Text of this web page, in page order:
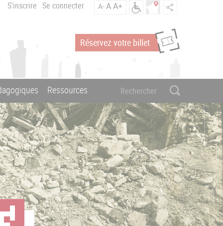
S'inscrire Se connecter A-AA+
Réservez votre billet
Ressources